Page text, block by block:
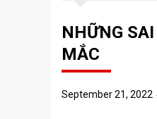
NHỮNG
MẮC
September 21, 2022